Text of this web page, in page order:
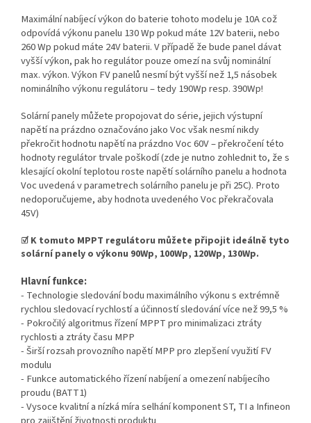
Maximální nabíjecí výkon do baterie tohoto modelu je 10A což
odpovídá výkonu panelu 130 Wp pokud máte 12V baterii, nebo
260 Wp pokud máte 24V baterii. V případě že bude panel dávat
vyšší výkon, pak ho regulátor pouze omezí na svůj nominální
max. výkon. Výkon FV panelů nesmí být vyšší než 1,5 násobek
nominálního výkonu regulátoru – tedy 190Wp resp. 390Wp!
Solární panely můžete propojovat do série, jejich výstupní
napětí na prázdno označováno jako Voc však nesmí nikdy
překročit hodnotu napětí na prázdno Voc 60V – překročení této
hodnoty regulátor trvale poškodí (zde je nutno zohlednit to, že s
klesající okolní teplotou roste napětí solárního panelu a hodnota
Voc uvedená v parametrech solárního panelu je při 25C). Proto
nedoporučujeme, aby hodnota uvedeného Voc překračovala
45V)
☑ K tomuto MPPT regulátoru můžete připojit ideálně tyto
solární panely o výkonu 90Wp, 100Wp, 120Wp, 130Wp.
Hlavní funkce:
- Technologie sledování bodu maximálního výkonu s extrémně
rychlou sledovací rychlostí a účinností sledování více než 99,5 %
- Pokročilý algoritmus řízení MPPT pro minimalizaci ztráty
rychlosti a ztráty času MPP
- Širší rozsah provozního napětí MPP pro zlepšení využití FV
modulu
- Funkce automatického řízení nabíjení a omezení nabíjecího
proudu (BATT1)
- Vysoce kvalitní a nízká míra selhání komponent ST, TI a Infineon